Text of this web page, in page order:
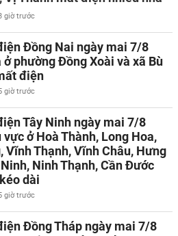
giờ trước
Đồng Nai ngày mai 7/8
ở phường Đồng Xoài và xã Bù
điện
giờ trước
Tây Ninh ngày mai 7/8
ở Hoà Thành, Long Hoa,
Vĩnh Thạnh, Vĩnh Châu, Hưng
Ninh Thạnh, Cần Đước
dài
giờ trước
Đồng Tháp ngày mai 7/8